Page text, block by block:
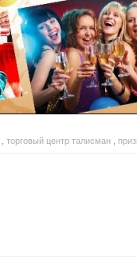
торговый центр талисман